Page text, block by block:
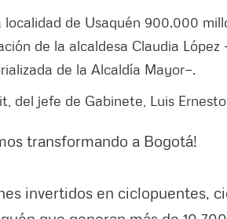
de Usaquén 900.000
de la alcaldesa Claudia
de la Alcaldía Mayor—.
del jefe de Gabinete, Luis
transformando a Bogotá!
invertidos en ciclopuentes,